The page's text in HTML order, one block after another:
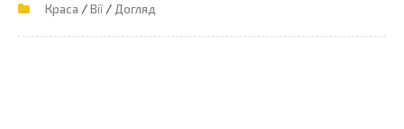
Краса /Вії / Догляд